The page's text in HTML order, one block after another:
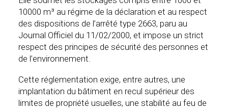
10000 m³ au régime de la déclaration et au respect
des dispositions de l’arrêté type 2663, paru au
Journal Officiel du 11/02/2000, et impose un strict
respect des principes de sécurité des personnes et
de l’environnement.
Cette réglementation exige, entre autres, une
implantation du bâtiment en recul supérieur des
limites de propriété usuelles, une stabilité au feu de